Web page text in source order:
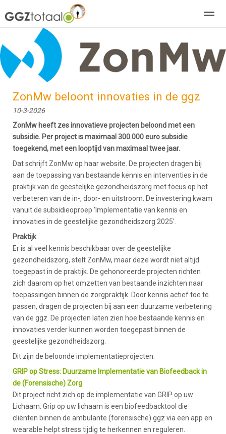
over GGZTotaal abonneren adverteren
ZonMw beloont innovaties in de ggz
10-3-2026
ZonMw heeft zes innovatieve projecten beloond met een
subsidie. Per project is maximaal 300.000 euro subsidie
toegekend, met een looptijd van maximaal twee jaar.
Dat schrijft ZonMw op haar website. De projecten dragen bij
aan de toepassing van bestaande kennis en interventies in de
praktijk van de geestelijke gezondheidszorg met focus op het
verbeteren van de in-, door- en uitstroom. De investering kwam
vanuit de subsidieoproep 'Implementatie van kennis en
innovaties in de geestelijke gezondheidszorg 2025'.
Praktijk
Er is al veel kennis beschikbaar over de geestelijke
gezondheidszorg, stelt ZonMw, maar deze wordt niet altijd
toegepast in de praktijk. De gehonoreerde projecten richten
zich daarom op het omzetten van bestaande inzichten naar
toepassingen binnen de zorgpraktijk. Door kennis actief toe te
passen, dragen de projecten bij aan een duurzame verbetering
van de ggz. De projecten laten zien hoe bestaande kennis en
innovaties verder kunnen worden toegepast binnen de
geestelijke gezondheidszorg.
Dit zijn de beloonde implementatieprojecten:
GRIP op Stress: Duurzame Implementatie van Biofeedback in
de (Forensische) Zorg
Dit project richt zich op de implementatie van GRIP op uw
Lichaam. Grip op uw lichaam is een biofeedbacktool die
cliënten binnen de ambulante (forensische) ggz via een app en
wearable helpt stress tijdig te herkennen en reguleren.